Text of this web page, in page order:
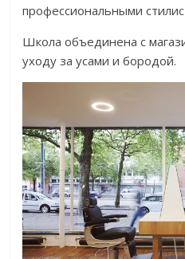
профессиональными
Школа объединена с
уходу за усами и бородой.